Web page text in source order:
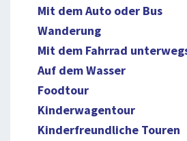
Mit dem Auto oder Bus
Wanderung
Mit dem Fahrrad
Auf dem Wasser
Foodtour
Kinderwagentour
Kinderfreundliche Touren